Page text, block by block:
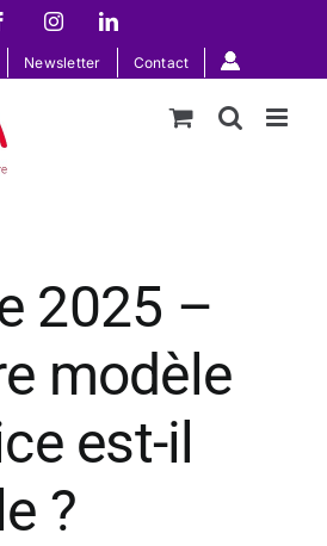
FacebookInstagramLinkedIn
Newsletter Contact
2025 –
modèle
est-il
?